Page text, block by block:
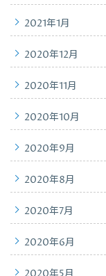
2021年1月
2020年12月
2020年11月
2020年10月
2020年9月
2020年8月
2020年7月
2020年6月